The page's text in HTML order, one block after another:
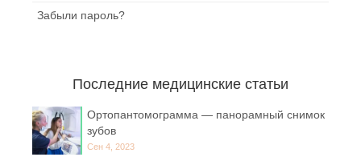
Забыли пароль?
Последние медицинские статьи
Ортопантомограмма — панорамный снимок
зубов
Сен 4, 2023